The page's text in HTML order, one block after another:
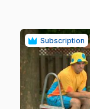
Subscription